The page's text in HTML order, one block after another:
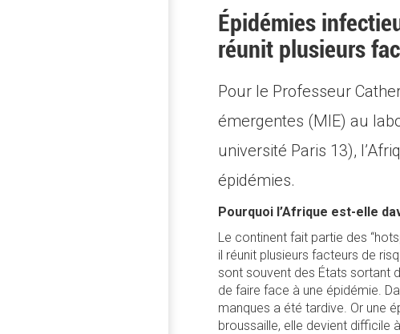
Épidémies
réunit plusieurs
Pour le Professeur
émergentes (MIE) au
université Paris 13),
épidémies.
Pourquoi l’Afrique est-elle
Le continent fait partie des
il réunit plusieurs facteurs de
sont souvent des États sortant
de faire face à une épidémie.
manques a été tardive. Or une
broussaille, elle devient difficile